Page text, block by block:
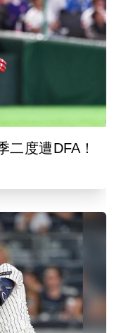
度遭DFA！